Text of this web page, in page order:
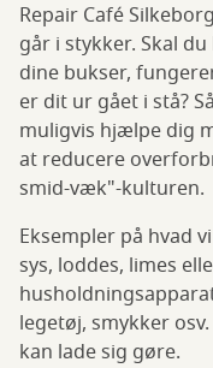
Repair Café
går i stykker. Skal
dine bukser,
er dit ur gået i stå?
muligvis hjælpe dig
at reducere
smid-væk"-kulturen.
Eksempler på hvad
sys, loddes, limes
legetøj, smykker
kan lade sig gøre.